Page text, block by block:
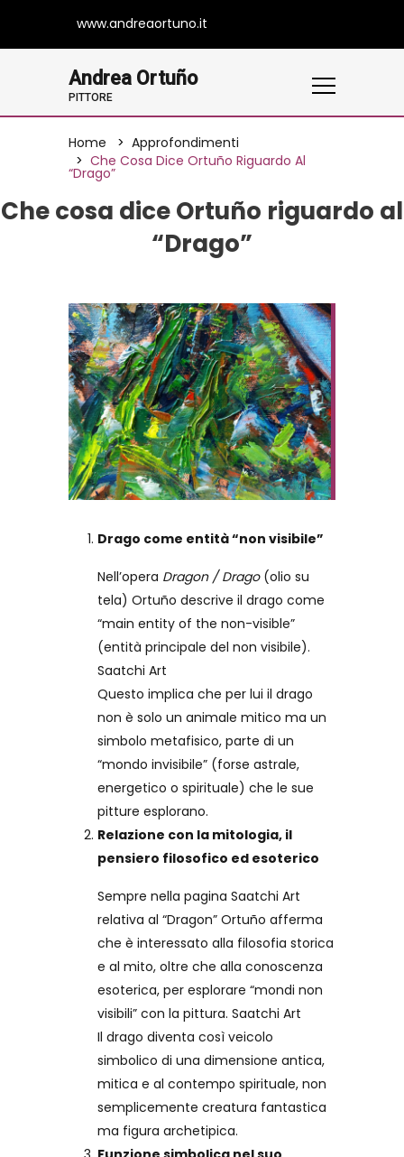
www.andreaortuno.it
Andrea Ortuño
PITTORE
Home
Approfondimenti
Che Cosa Dice Ortuño Riguardo Al
“Drago”
Che cosa dice Ortuño riguardo al
“Drago”
Drago come entità “non visibile”
Nell’opera Dragon / Drago(olio su
tela) Ortuño descrive il drago come
“main entity of the non-visible”
(entità principale del non visibile).
Saatchi Art
Questo implica che per lui il drago
non è solo un animale mitico ma un
simbolo metafisico, parte di un
“mondo invisibile” (forse astrale,
energetico o spirituale) che le sue
pitture esplorano.
Relazione con la mitologia, il
pensiero filosofico ed esoterico
Sempre nella pagina Saatchi Art
relativa al “Dragon” Ortuño afferma
che è interessato alla filosofia storica
e al mito, oltre che alla conoscenza
esoterica, per esplorare “mondi non
visibili” con la pittura. Saatchi Art
Il drago diventa così veicolo
simbolico di una dimensione antica,
mitica e al contempo spirituale, non
semplicemente creatura fantastica
ma figura archetipica.